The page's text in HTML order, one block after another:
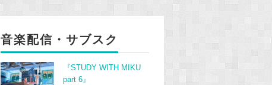
音楽配信・サブスク
『STUDY WITH MIKU
part 6』